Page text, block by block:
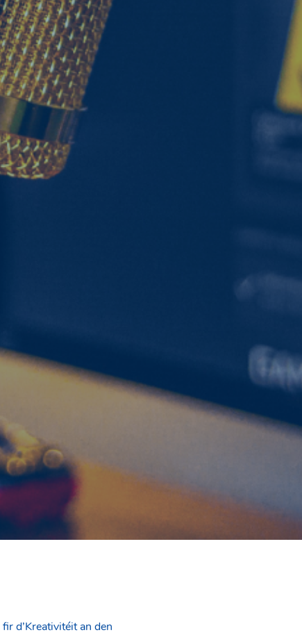
d’Kreativitéit an den